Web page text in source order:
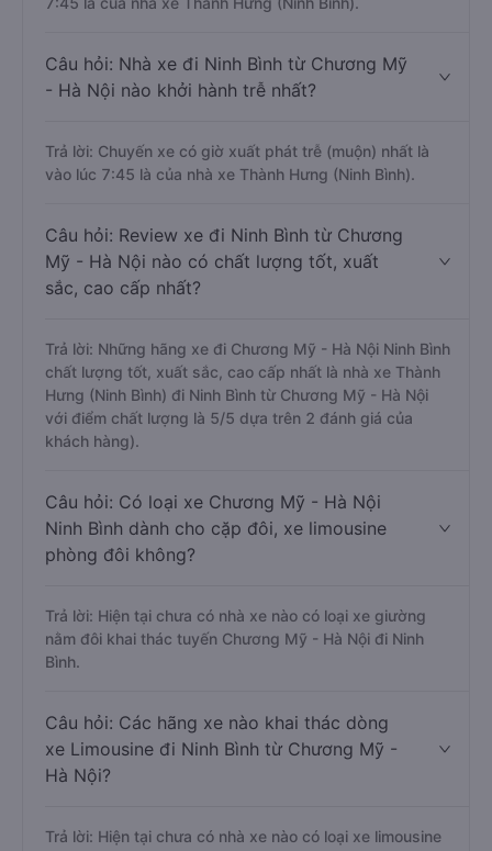
Câu hỏi: Nhà xe đi Ninh Bình từ Chương Mỹ
- Hà Nội nào khởi hành trễ nhất?
Trả lời: Chuyến xe có giờ xuất phát trễ (muộn) nhất là
vào lúc 7:45 là của nhà xe Thành Hưng (Ninh Bình).
Câu hỏi: Review xe đi Ninh Bình từ Chương
Mỹ - Hà Nội nào có chất lượng tốt, xuất
sắc, cao cấp nhất?
Trả lời: Những hãng xe đi Chương Mỹ - Hà Nội Ninh Bình
chất lượng tốt, xuất sắc, cao cấp nhất là nhà xe Thành
Hưng (Ninh Bình) đi Ninh Bình từ Chương Mỹ - Hà Nội
với điểm chất lượng là 5/5 dựa trên 2 đánh giá của
khách hàng).
Câu hỏi: Có loại xe Chương Mỹ - Hà Nội
Ninh Bình dành cho cặp đôi, xe limousine
phòng đôi không?
Trả lời: Hiện tại chưa có nhà xe nào có loại xe giường
nằm đôi khai thác tuyến Chương Mỹ - Hà Nội đi Ninh
Bình.
Câu hỏi: Các hãng xe nào khai thác dòng
xe Limousine đi Ninh Bình từ Chương Mỹ -
Hà Nội?
Trả lời: Hiện tại chưa có nhà xe nào có loại xe limousine